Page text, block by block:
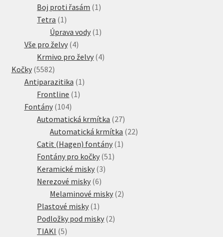
produkty
Boj proti řasám 1 1
Tetra 1 1
produkt
Úprava vody 1 1
Vše pro želvy 44
produkty
Krmivo pro želvy 44
Kočky 55825582
produktů
Antiparazitika 1 1
Frontline 1 1
Fontány 104104
produktů
Automatická krmítka 2727
produktů
Automatická krmítka 2222
Catit (Hagen) fontány 1 1
Fontány pro kočky 51 51
Keramické misky 33
Nerezové misky 66
produktů
Melaminové misky 22
Plastové misky 1 1
produkt
Podložky pod misky 22
TIAKI 55